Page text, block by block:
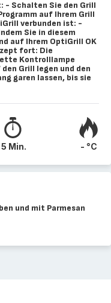
- Schalten Sie den Grill
auf Ihrem Grill
verbunden ist: -
Sie in diesem
auf Ihrem OptiGrill OK
fort: Die
Kontrolllampe
Grill legen und den
garen lassen, bis sie
5 Min. - °C
und mit Parmesan